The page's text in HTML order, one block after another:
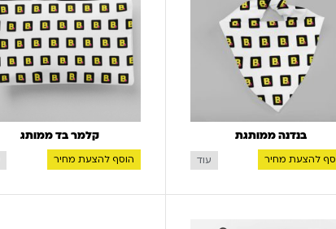
בנדנה ממותגת
להצעת מחיר עוד
קלמר בד ממותג
הוסף להצעת מחיר